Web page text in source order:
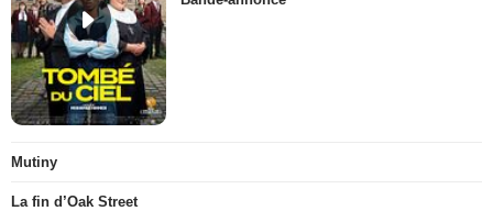
Mutiny
La fin d’Oak Street